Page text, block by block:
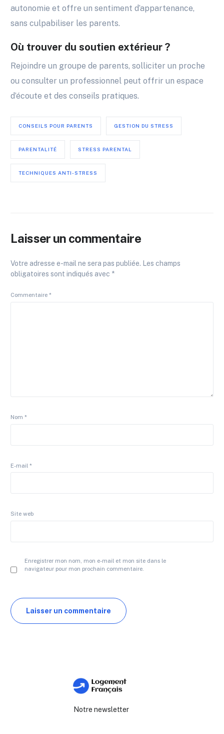
autonomie et offre un sentiment d’appartenance,
sans culpabiliser les parents.
Où trouver du soutien extérieur ?
Rejoindre un groupe de parents, solliciter un proche
ou consulter un professionnel peut offrir un espace
d’écoute et des conseils pratiques.
CONSEILS POUR PARENTS GESTION DU STRESS
PARENTALITÉ STRESS PARENTAL
TECHNIQUES ANTI-STRESS
Laisser un commentaire
Votre adresse e-mail ne sera pas publiée. Les champs
obligatoires sont indiqués avec *
Commentaire*
Nom*
E-mail*
Site web
Enregistrer mon nom, mon e-mail et mon site dans le
navigateur pour mon prochain commentaire.
Notre newsletter